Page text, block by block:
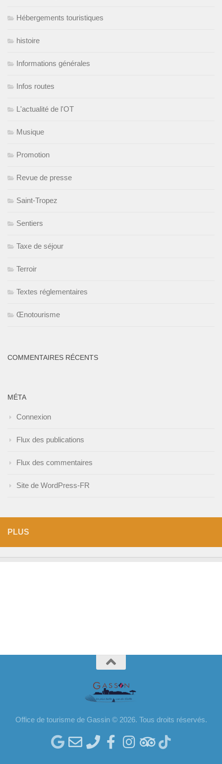
Hébergements touristiques
histoire
Informations générales
Infos routes
L'actualité de l'OT
Musique
Promotion
Revue de presse
Saint-Tropez
Sentiers
Taxe de séjour
Terroir
Textes réglementaires
Œnotourisme
COMMENTAIRES RÉCENTS
MÉTA
Connexion
Flux des publications
Flux des commentaires
Site de WordPress-FR
PLUS
Office de tourisme de Gassin © 2026. Tous droits réservés.